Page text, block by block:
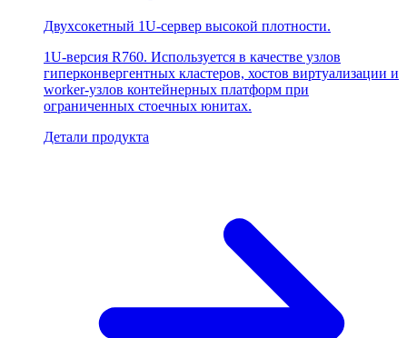
Двухсокетный 1U-сервер высокой плотности.
1U-версия R760. Используется в качестве узлов
гиперконвергентных кластеров, хостов виртуализации и
worker-узлов контейнерных платформ при
ограниченных стоечных юнитах.
Детали продукта